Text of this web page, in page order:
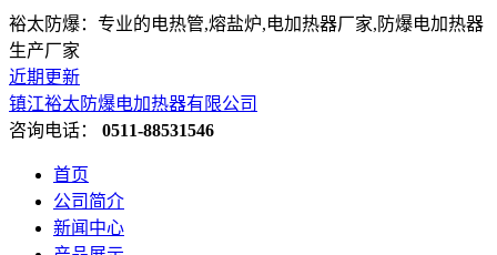
裕太防爆：专业的电热管,熔盐炉,电加热器厂家,防爆电加热器
生产厂家
近期更新
镇江裕太防爆电加热器有限公司
咨询电话： 0511-88531546
首页
公司简介
新闻中心